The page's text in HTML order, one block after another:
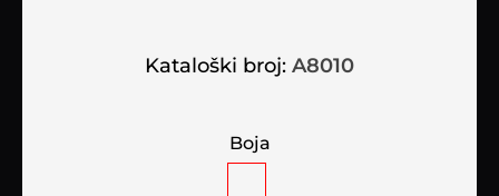
Kataloški broj: A8010
Boja